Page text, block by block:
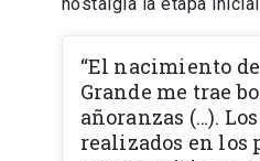
“El nacimiento
Grande me trae
añoranzas (…).
realizados en los